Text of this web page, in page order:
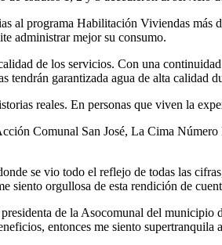
al programa Habilitación Viviendas
administrar mejor su consumo.
de los servicios. Con una
tendrán garantizada agua de alta calidad
reales. En personas que viven la
Comunal San José, La Cima
se vio todo el reflejo de todas las
siento orgullosa de esta rendición de
de la Asocomunal del
entonces me siento